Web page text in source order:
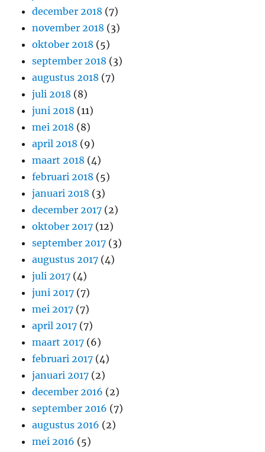
december 2018 (7)
november 2018 (3)
oktober 2018 (5)
september 2018 (3)
augustus 2018 (7)
juli 2018 (8)
juni 2018 (11)
mei 2018 (8)
april 2018 (9)
maart 2018 (4)
februari 2018 (5)
januari 2018 (3)
december 2017 (2)
oktober 2017 (12)
september 2017 (3)
augustus 2017 (4)
juli 2017 (4)
juni 2017 (7)
mei 2017 (7)
april 2017 (7)
maart 2017 (6)
februari 2017 (4)
januari 2017 (2)
december 2016 (2)
september 2016 (7)
augustus 2016 (2)
mei 2016 (5)